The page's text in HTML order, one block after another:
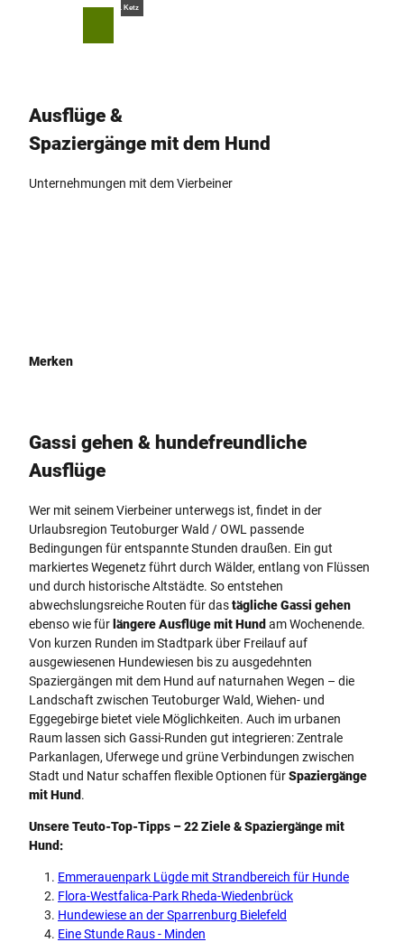
© Teutoburger Wald Tourismus, D. Ketz
Ausflüge &
Spaziergänge mit dem Hund
Unternehmungen mit dem Vierbeiner
Merken
Gassi gehen & hundefreundliche
Ausflüge
Wer mit seinem Vierbeiner unterwegs ist, findet in der
Urlaubsregion Teutoburger Wald / OWL passende
Bedingungen für entspannte Stunden draußen. Ein gut
markiertes Wegenetz führt durch Wälder, entlang von Flüssen
und durch historische Altstädte. So entstehen
abwechslungsreiche Routen für dastägliche Gassi gehen
ebenso wie für längere Ausflüge mit Hund am Wochenende.
Von kurzen Runden im Stadtpark über Freilauf auf
ausgewiesenen Hundewiesen bis zu ausgedehnten
Spaziergängen mit dem Hund auf naturnahen Wegen – die
Landschaft zwischen Teutoburger Wald, Wiehen- und
Eggegebirge bietet viele Möglichkeiten. Auch im urbanen
Raum lassen sich Gassi-Runden gut integrieren: Zentrale
Parkanlagen, Uferwege und grüne Verbindungen zwischen
Stadt und Natur schaffen flexible Optionen fürSpaziergänge
mit Hund .
Unsere Teuto-Top-Tipps – 22 Ziele & Spaziergänge mit
Hund:
Emmerauenpark Lügde mit Strandbereich für Hunde
Flora-Westfalica-Park Rheda-Wiedenbrück
Hundewiese an der Sparrenburg Bielefeld
Eine Stunde Raus - Minden